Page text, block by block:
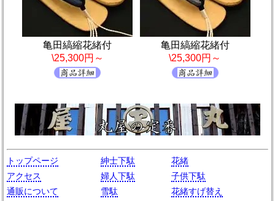
亀田縞縮花緒付
\25,300円～
亀田縞縮花緒付
\25,300円～
トップページ
アクセス
通販について
紳士下駄
婦人下駄
雪駄
花緒
子供下駄
花緒すげ替え